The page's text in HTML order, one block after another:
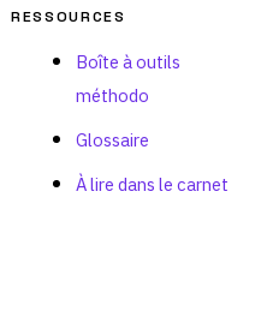
RESSOURCES
Boîte à outils
méthodo
Glossaire
À lire dans le carnet